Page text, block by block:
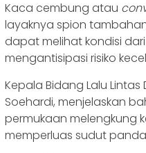
Kaca cembung atau
layaknya spion
dapat melihat kondisi
mengantisipasi risiko
Kepala Bidang Lalu
Soehardi, menjelaskan
permukaan melengkung
memperluas sudut